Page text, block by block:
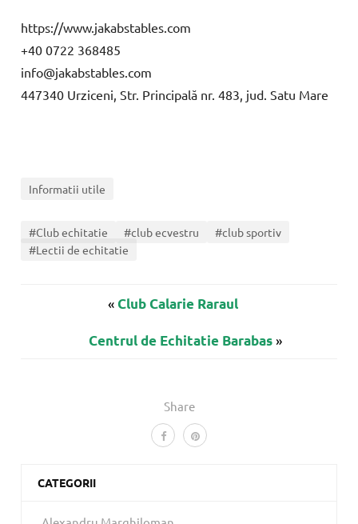
Share
https://www.jakabstables.com
+40 0722 368485
info@jakabstables.com
447340 Urziceni, Str. Principală nr. 483, jud. Satu Mare
Informatii utile
#Club echitatie #club ecvestru
#club sportiv
#Lectii de echitatie
«Club Calarie Raraul
Centrul de Echitatie Barabas»
CATEGORII